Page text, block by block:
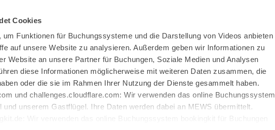
Cookies
Funktionen für Buchungssysteme und die Darstellung von Videos anbieten
auf unsere Website zu analysieren. Außerdem geben wir Informationen zu
Website an unsere Partner für Buchungen, Soziale Medien und Analysen
diese Informationen möglicherweise mit weiteren Daten zusammen, die
oder die sie im Rahmen Ihrer Nutzung der Dienste gesammelt haben.
und challenges.cloudflare.com: Wir verwenden das online Buchungssystem
und unserem Gastflügel. Ihre Daten werden dabei an MEWS übermittelt.
Spenden